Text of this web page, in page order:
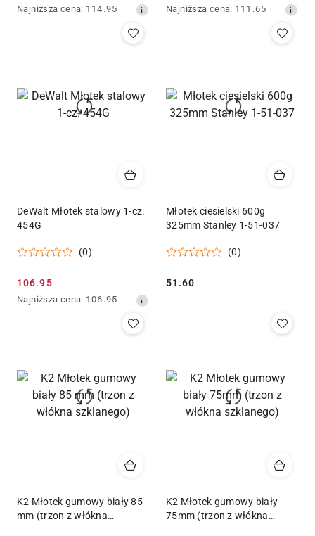
promocyjna:
Najniższa
Najniższa cena: 114.95
promocyjna:
Najniższa
Najniższa cena: 111.65
DeWalt Młotek stalowy 1-cz.
454G
(0)
Cena
promocyjna:
106.95
Najniższa
obniżką
Najniższa cena: 106.95
Młotek ciesielski 600g
325mm Stanley 1-51-037
(0)
Cena:
51.60
K2 Młotek gumowy biały 85
mm (trzon z włókna
K2 Młotek gumowy biały
75mm (trzon z włókna